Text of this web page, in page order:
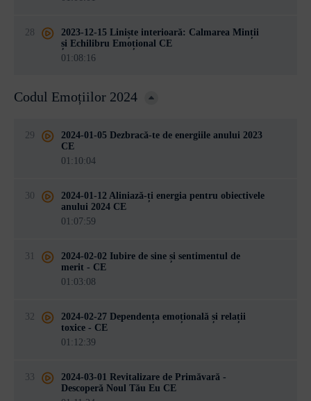
28
2023-12-15 Liniște interioară: Calmarea Minții
și Echilibru Emoțional CE
01:08:16
Codul Emoțiilor 2024
29
2024-01-05 Dezbracă-te de energiile anului 2023
CE
01:10:04
30
2024-01-12 Aliniază-ți energia pentru obiectivele
anului 2024 CE
01:07:59
31
2024-02-02 Iubire de sine și sentimentul de
merit - CE
01:03:08
32
2024-02-27 Dependența emoțională și relații
toxice - CE
01:12:39
33
2024-03-01 Revitalizare de Primăvară -
Descoperă Noul Tău Eu CE